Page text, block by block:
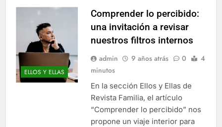
ELLOS Y ELLAS
Comprender lo percibido:
una invitación a revisar
nuestros filtros internos
admin 9 años atrás 0
4
minutos
En la sección Ellos y Ellas de
Revista Familia, el artículo
“Comprender lo percibido” nos
propone un viaje interior para